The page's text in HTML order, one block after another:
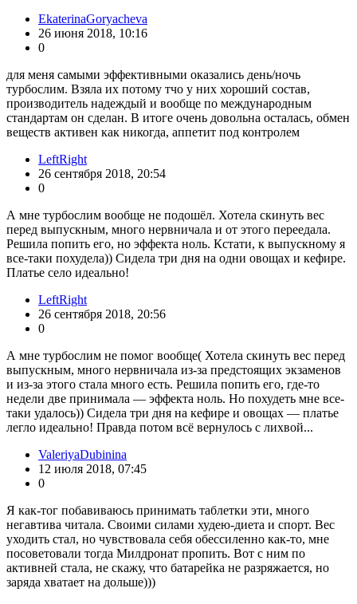
EkaterinaGoryacheva
26 июня 2018, 10:16
0
для меня самыми эффективными оказались день/ночь
турбослим. Взяла их потому тчо у них хороший состав,
производитель надеждый и вообще по международным
стандартам он сделан. В итоге очень довольна осталась, обмен
веществ активен как никогда, аппетит под контролем
LeftRight
26 сентября 2018, 20:54
0
А мне турбослим вообще не подошёл. Хотела скинуть вес
перед выпускным, много нервничала и от этого переедала.
Решила попить его, но эффекта ноль. Кстати, к выпускному я
все-таки похудела)) Сидела три дня на одни овощах и кефире.
Платье село идеально!
LeftRight
26 сентября 2018, 20:56
0
А мне турбослим не помог вообще( Хотела скинуть вес перед
выпускным, много нервничала из-за предстоящих экзаменов
и из-за этого стала много есть. Решила попить его, где-то
недели две принимала — эффекта ноль. Но похудеть мне все-
таки удалось)) Сидела три дня на кефире и овощах — платье
легло идеально! Правда потом всё вернулось с лихвой...
ValeriyaDubinina
12 июля 2018, 07:45
0
Я как-тог побавиваюсь принимать таблетки эти, много
негавтива читала. Своими силами худею-диета и спорт. Вес
уходить стал, но чувствовала себя обессиленно как-то, мне
посоветовали тогда Милдронат пропить. Вот с ним по
активней стала, не скажу, что батарейка не разряжается, но
заряда хватает на дольше)))